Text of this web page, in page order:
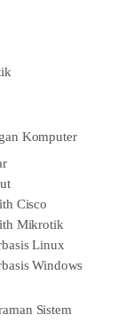
Komputer
Cisco
Mikrotik
Linux
Windows
Sistem